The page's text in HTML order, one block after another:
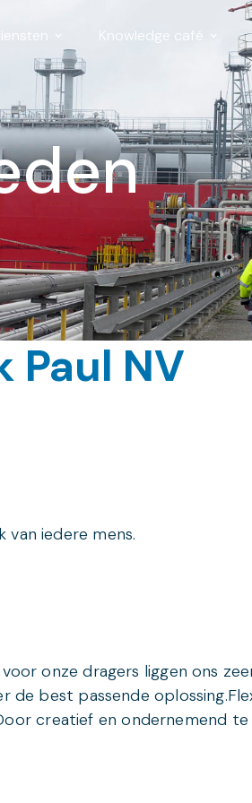
Knowledge café
Paul NV
van iedere mens.
onze dragers liggen ons
de best passende
creatief en ondernemend te